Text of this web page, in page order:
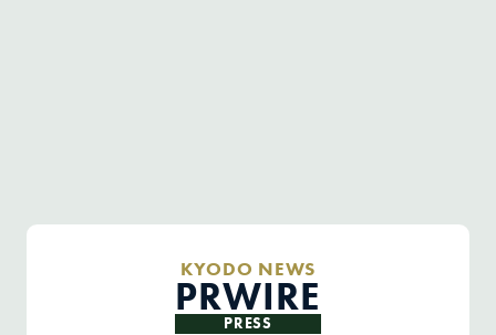
KYODO NEWS
PRWIRE
PRESS